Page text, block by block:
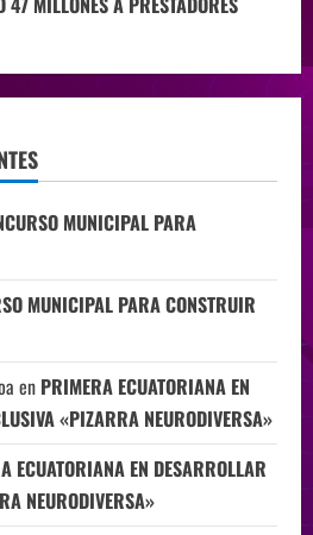
MUNICIPAL PARA
MUNICIPAL PARA CONSTRUIR
en PRIMERA ECUATORIANA EN
«PIZARRA NEURODIVERSA»
ECUATORIANA EN DESARROLLAR
NEURODIVERSA»